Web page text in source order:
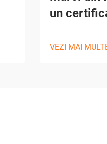
un
VEZI MAI